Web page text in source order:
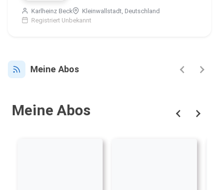
Karlheinz Beck
Kleinwallstadt, Deutschland
Registriert Unbekannt
Meine Abos
Meine Abos